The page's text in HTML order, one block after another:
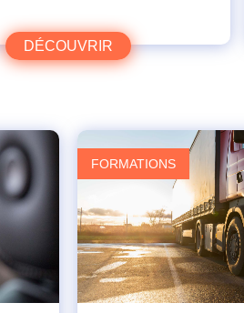
DÉCOUVRIR
FORMATIONS